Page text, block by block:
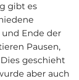
gibt es
Ende der
Pausen,
geschieht
aber auch